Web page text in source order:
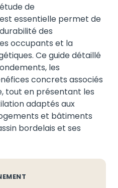
de
essentielle permet de
des
occupants et la
Ce guide détaillé
les
concrets associés
tout en présentant les
adaptés aux
et bâtiments
bordelais et ses